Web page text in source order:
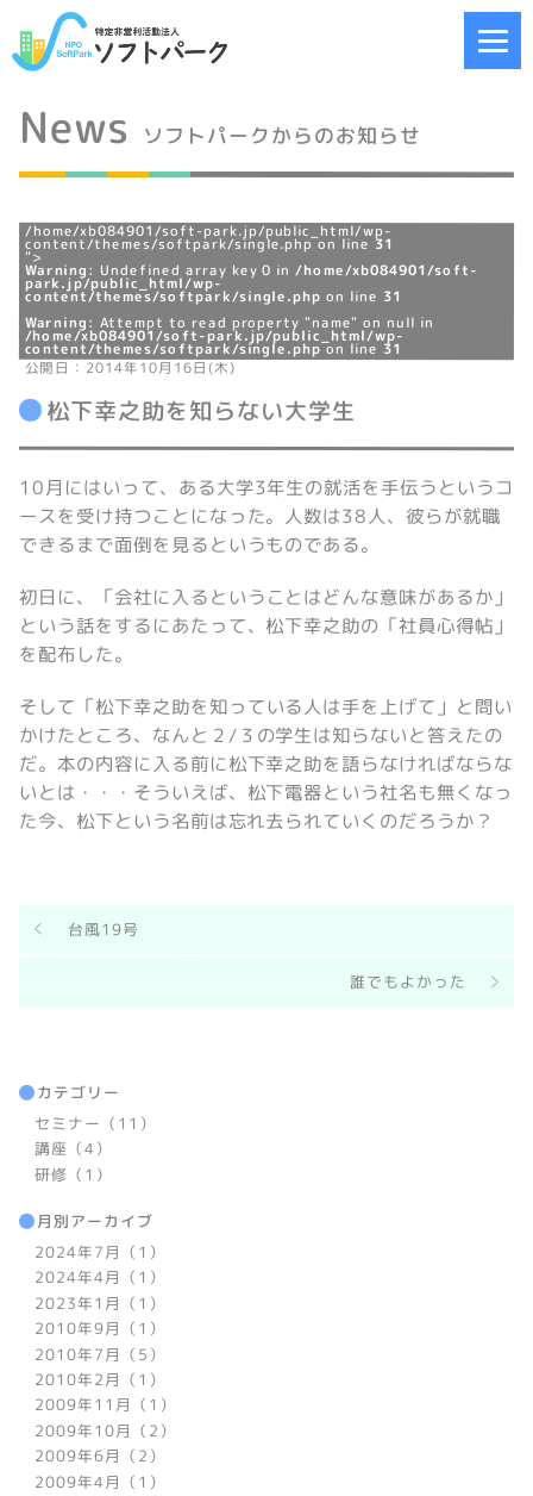
News ソフトパークからのお知らせ
/home/xb084901/soft-park.jp/public_html/wp-
content/themes/softpark/single.php on line 31
">
Warning: Undefined array key 0 in/home/xb084901/soft-
park.jp/public_html/wp-
content/themes/softpark/single.php on line 31
Warning: Attempt to read property "name" on null in
/home/xb084901/soft-park.jp/public_html/wp-
content/themes/softpark/single.php on line 31
公開日：2014年10月16日(木)
松下幸之助を知らない大学生
10月にはいって、ある大学3年生の就活を手伝うというコ
ースを受け持つことになった。人数は38人、彼らが就職
できるまで面倒を見るというものである。
初日に、「会社に入るということはどんな意味があるか」
という話をするにあたって、松下幸之助の「社員心得帖」
を配布した。
そして「松下幸之助を知っている人は手を上げて」と問い
かけたところ、なんと２/３の学生は知らないと答えたの
だ。本の内容に入る前に松下幸之助を語らなければならな
いとは・・・そういえば、松下電器という社名も無くなっ
た今、松下という名前は忘れ去られていくのだろうか？
台風19号
誰でもよかった
カテゴリー
セミナー（11）
講座（4）
研修（1）
月別アーカイブ
2024年7月（1）
2024年4月（1）
2023年1月（1）
2010年9月（1）
2010年7月（5）
2010年2月（1）
2009年11月（1）
2009年10月（2）
2009年6月（2）
2009年4月（1）